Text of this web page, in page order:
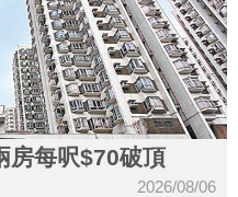
房每呎$70破頂
2026/08/06